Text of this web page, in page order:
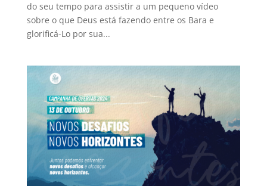
do seu tempo para assistir a um pequeno vídeo
sobre o que Deus está fazendo entre os Bara e
glorificá-Lo por sua...